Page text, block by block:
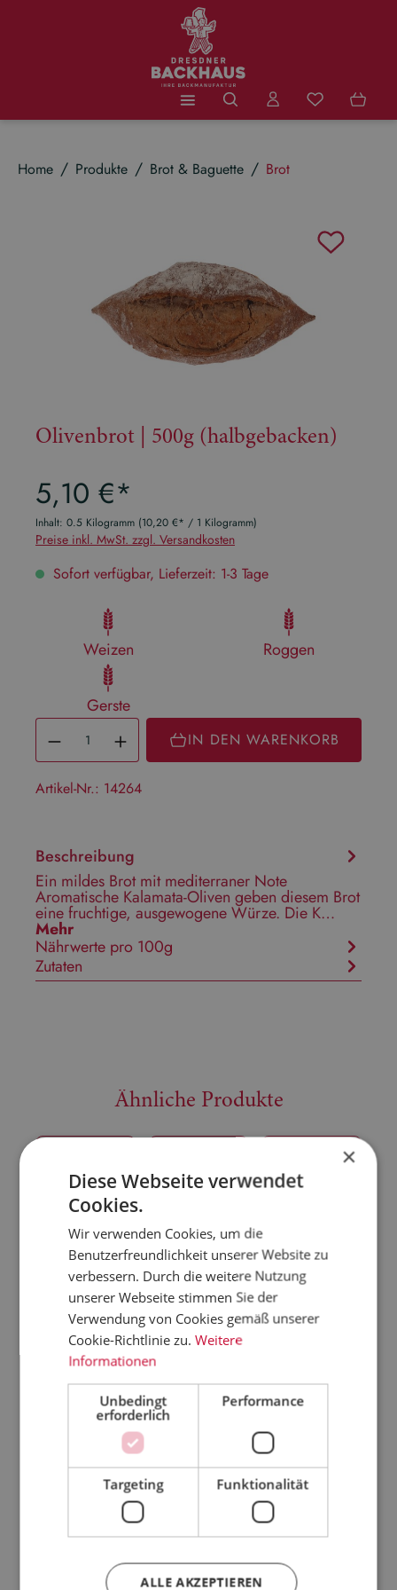
Zum Hauptinhalt springen
Home Produkte Brot & Baguette Brot
Olivenbrot | 500g (halbgebacken)
Regulärer Preis:
5,10 €*
Inhalt: 0.5 Kilogramm (10,20 €* / 1 Kilogramm)
Preise inkl. MwSt. zzgl. Versandkosten
Sofort verfügbar, Lieferzeit: 1-3 Tage
Weizen Roggen
Gerste
Produkt Anzahl: Gib den
IN DEN WARENKORB
Artikel-Nr.: 14264
Beschreibung
Ein mildes Brot mit mediterraner Note
Aromatische Kalamata-Oliven geben diesem Brot
eine fruchtige, ausgewogene Würze. Die K…
Mehr
Nährwerte pro 100g
Zutaten
Ähnliche Produkte
Burgerbröt
Sesam |
(halbgeba
cken)
regulärer preis:
1,00 €* n" | 350g
(halbgeba
regulärer preis:
4,20 €*
Tipp
Monatsbag
"Käse-
Jalapeno" |
(halbgeba
regulärer preis:
4,20 €*
Kunden kauften auch
×
Diese Webseite verwendet
Cookies.
Wir verwenden Cookies, um die
Benutzerfreundlichkeit unserer Website zu
verbessern. Durch die weitere Nutzung
unserer Webseite stimmen Sie der
Verwendung von Cookies gemäß unserer
Cookie-Richtlinie zu.Weitere
Informationen
Unbedingt
erforderlich
Performance
Targeting Funktionalität
ALLE AKZEPTIEREN